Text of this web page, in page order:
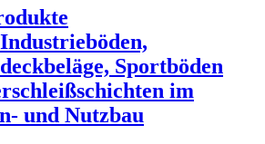
Industrieböden,
Sportböden
im
und Nutzbau